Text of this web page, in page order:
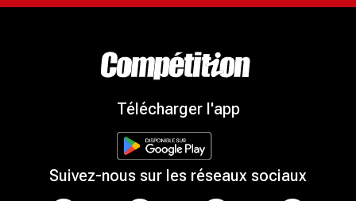
Télécharger l'app
Suivez-nous sur les réseaux sociaux